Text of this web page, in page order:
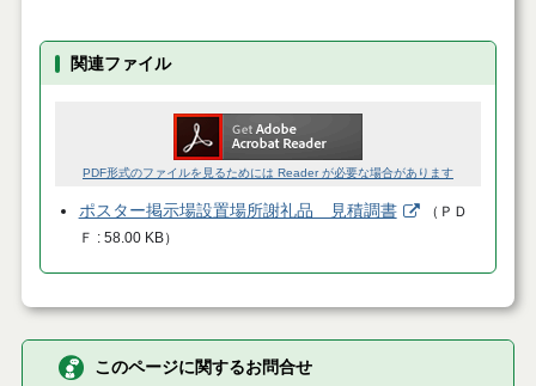
関連ファイル
PDF形式のファイルを見るためには Reader が必要な場合があります
ポスター掲示場設置場所謝礼品 見積調書 （ ＰＤ
Ｆ
58.00 KB）
このページに関するお問合せ